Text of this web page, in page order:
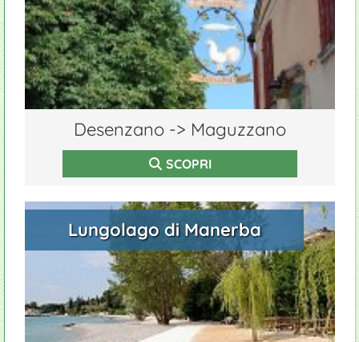
Desenzano -> Maguzzano
SCOPRI
Lungolago di Manerba